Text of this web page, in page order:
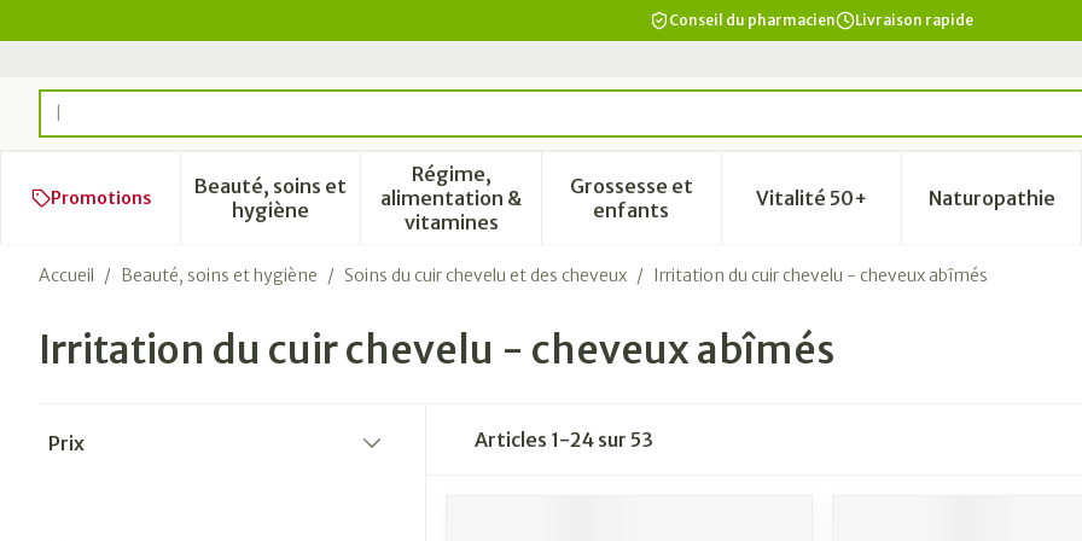
Conseil du pharmacien Livraison rapide
Rechercher
Promotions
Beauté, soins et
hygièneAfficher le sous-menu pour la catégorie Beauté, soins et hygiène
Régime,
alimentation &
vitamines
Afficher le sous-menu pour la catégorie Régime, alimentation &
Grossesse et
enfantsAfficher le sous-menu pour la catégorie
Vitalité 50+Afficher le sous-menu pour
Naturopathie
Afficher
Accueil / Beauté, soins et hygiène / Soins du cuir chevelu et des cheveux / Irritation du cuir chevelu - cheveux abîmés
Irritation du cuir chevelu - cheveux abîmés
Prix
Articles 1-24 sur 53